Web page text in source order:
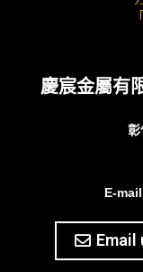
慶宸金屬有
彰
E-mail
Email